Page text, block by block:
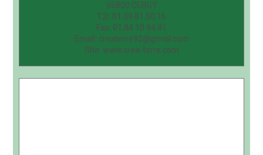
95800 CERGY
T2l. 01.39.81.00.16
Fax. 01.84.10.94.41
Email: createrre92@gmail.com
Site: www.crea-terre.com